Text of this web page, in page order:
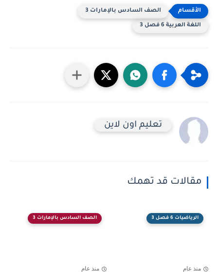
الصف السادس بالإمارات 3
اللغة العربية 6 فصل 3
تعليم اون لاين
مقالات قد تهمك
الرياضيات 6 فصل 3
منذ عام
الصف السادس بالإمارات 3
منذ عام